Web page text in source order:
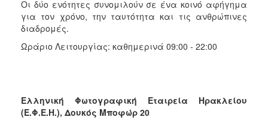
Οι δύο ενότητες συνομιλούν σε ένα κοινό αφήγημα
για τον χρόνο, την ταυτότητα και τις ανθρώπινες
διαδρομές.
Ωράριο Λειτουργίας: καθημερινά 09:00 - 22:00
Ελληνική Φωτογραφική Εταιρεία Ηρακλείου
(Ε.Φ.Ε.Η.), Δουκός Μποφώρ 20